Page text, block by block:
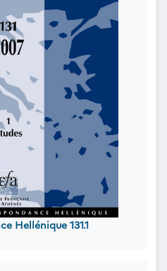
Hellénique 131.1